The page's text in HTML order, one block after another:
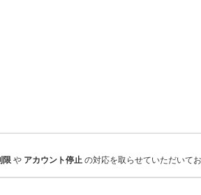
限 や アカウント停止 の対応を取らせていただいてお